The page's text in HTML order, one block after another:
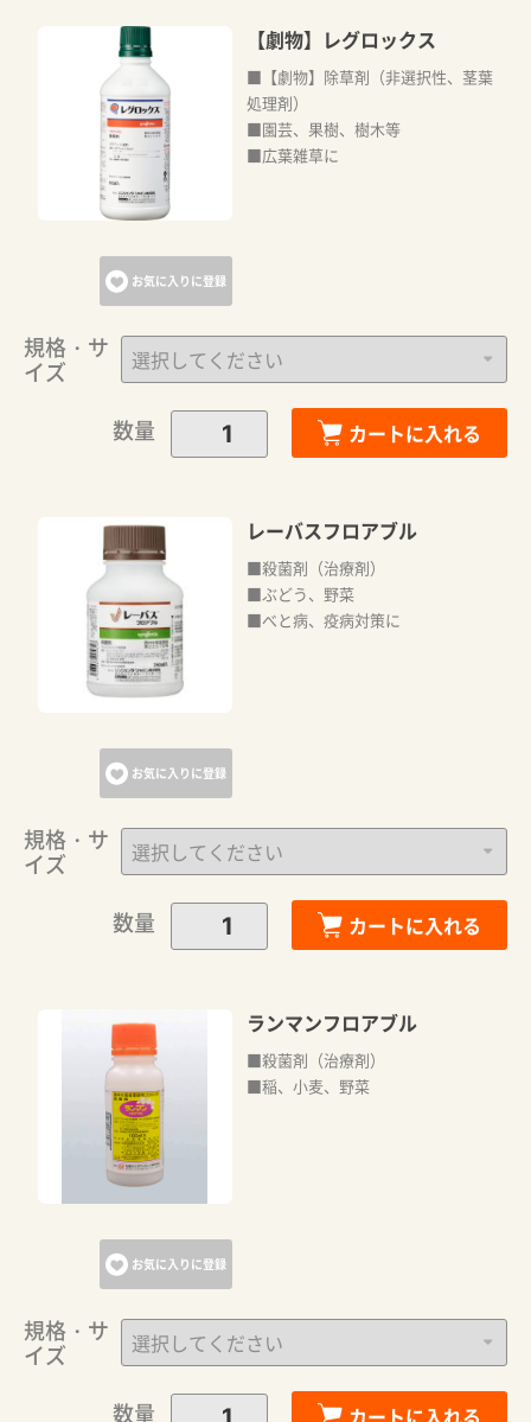
お気に入りに登録
【劇物】レグロックス
■【劇物】除草剤（非選択性、茎葉
処理剤）
■園芸、果樹、樹木等
■広葉雑草に
規格・サ
イズ
数量
カートに入れる
お気に入りに登録
レーバスフロアブル
■殺菌剤（治療剤）
■ぶどう、野菜
■べと病、疫病対策に
規格・サ
イズ
数量
カートに入れる
お気に入りに登録
ランマンフロアブル
■殺菌剤（治療剤）
■稲、小麦、野菜
規格・サ
イズ
数量
カートに入れる
お買い物を続ける